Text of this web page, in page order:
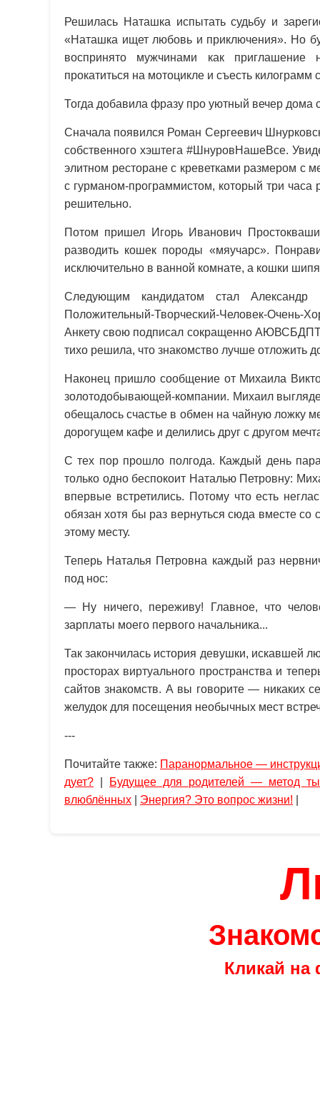
Решилась Наташка испытать судьбу и
«Наташка ищет любовь и приключения». Но
воспринято мужчинами как
прокатиться на мотоцикле и съесть килограмм
Тогда добавила фразу про уютный вечер дома
Сначала появился Роман Сергеевич
собственного хэштега #ШнуровНашеВсе.
элитном ресторане с креветками размером
с гурманом-программистом, котоpый три часа
решительно.
Потом пришел Игорь Иванович
разводить кошек породы «мяучарс».
исключительно в ванной комнате, а кошки
Следующим кандидатом стал Александр
Положительный-Творческий-Человек-Очень-
Анкету свою подписал сокращенно
тихо решила, что знакомство лучше отложить
Наконец пришло сообщение от Михаила
золотодобывающей-компании. Михаил
обещалось счастье в обмен на чайную ложку
дорогущем кафе и делились друг с другом
С тех пор прошло полгода. Каждый день
только одно беспокоит Наталью Петровну:
впервые встретились. Потому что есть
обязан хотя бы раз вернуться сюда вместе
этому месту.
Теперь Наталья Петровна каждый раз
под нос:
— Ну ничего, переживу! Главное, что
зарплаты моего первого начальника...
Так закончилась история девушки, искавшей
просторах виртуального пространства и
сайтов знакомств. А вы говорите — никаких
желудок для посещения необычных мест
---
Почитайте также: Паранормальное —
дует?
Будущее для родителей — метод
влюблённых
Энергия? Это вопрос жизни!
Кликай на